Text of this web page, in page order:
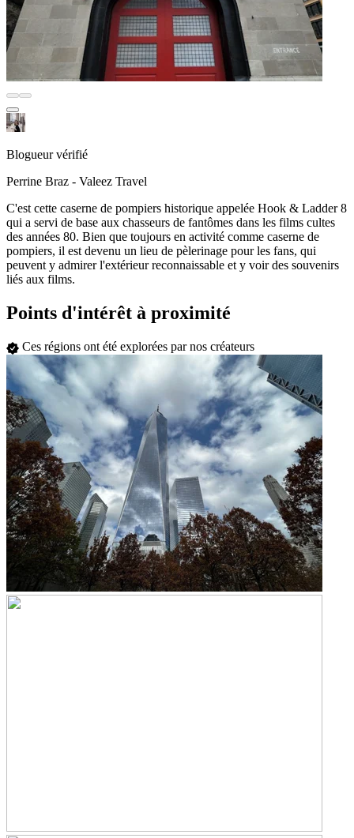
Blogueur vérifié
Perrine Braz - Valeez Travel
C'est cette caserne de pompiers historique appelée Hook & Ladder 8
qui a servi de base aux chasseurs de fantômes dans les films cultes
des années 80. Bien que toujours en activité comme caserne de
pompiers, il est devenu un lieu de pèlerinage pour les fans, qui
peuvent y admirer l'extérieur reconnaissable et y voir des souvenirs
liés aux films.
Points d'intérêt à proximité
Ces régions ont été explorées par nos créateurs